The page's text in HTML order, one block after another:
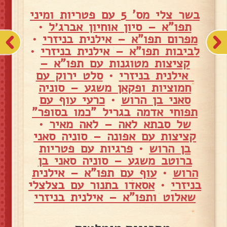
בשר צלי מס' 5 עם פטריות ומיני
תפו"א – סיון אוחיון אברג׳ל •
מפרום תפו"א – אילנית בניזרי •
לביבות תפו"א – אילנית בניזרי •
קציצות מטוגנות עם תפו"א –
אילנית בניזרי •סלט ירוק עם
חמוציות ופקאן משגע – סוניה
סאני בן הרוש •כרעי עוף עם
תפוחי אדמה בגריל "כמו בסופר"
של סבתא לאה – לאה מאיר •
קציצות עם אפונה – סוניה סאני
בן הרוש • פרגיות עם פטריות
ברוטב משגע – סוניה סאני בן
הרוש •עוף עם תפו"א – אילנית
בניזרי •אסאדו בתנור עם בצלצלי
שאלוט ותפו"א – אילנית בניזרי